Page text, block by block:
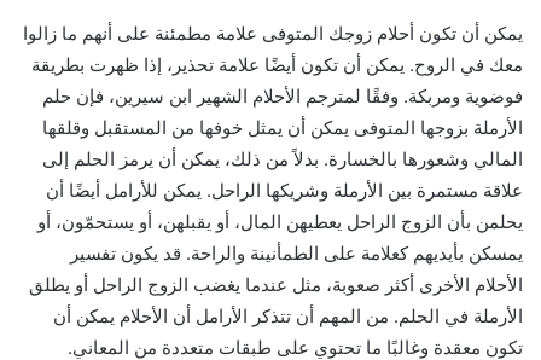
يمكن أن تكون أحلام زوجك المتوفى علامة مطمئنة على أنهم ما زالوا
معك في الروح. يمكن أن تكون أيضًا علامة تحذير، إذا ظهرت بطريقة
فوضوية ومربكة. وفقًا لمترجم الأحلام الشهير ابن سيرين، فإن حلم
الأرملة بزوجها المتوفى يمكن أن يمثل خوفها من المستقبل وقلقها
المالي وشعورها بالخسارة. بدلاً من ذلك، يمكن أن يرمز الحلم إلى
علاقة مستمرة بين الأرملة وشريكها الراحل. يمكن للأرامل أيضًا أن
يحلمن بأن الزوج الراحل يعطيهن المال، أو يقبلهن، أو يستحمّون، أو
يمسكن بأيديهم كعلامة على الطمأنينة والراحة. قد يكون تفسير
الأحلام الأخرى أكثر صعوبة، مثل عندما يغضب الزوج الراحل أو يطلق
الأرملة في الحلم. من المهم أن تتذكر الأرامل أن الأحلام يمكن أن
تكون معقدة وغالبًا ما تحتوي على طبقات متعددة من المعاني.